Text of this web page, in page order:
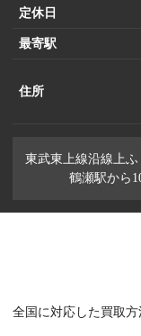
定休日
最寄駅
住所
東武東上線沿線上
鶴瀬駅から
全国に対応した買取